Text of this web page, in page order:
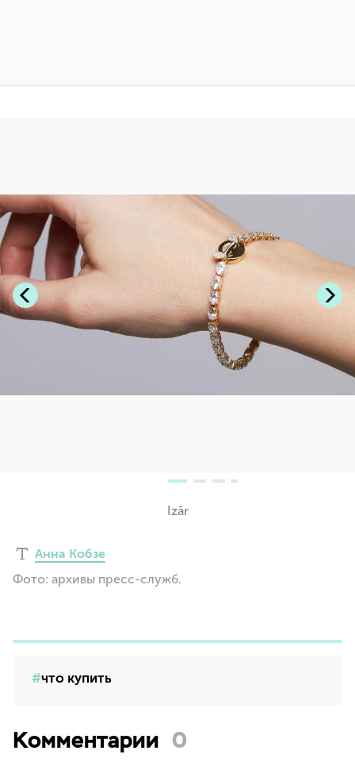
Izār
Анна Кобзе
Фото: архивы пресс-служб.
что купить
Комментарии 0